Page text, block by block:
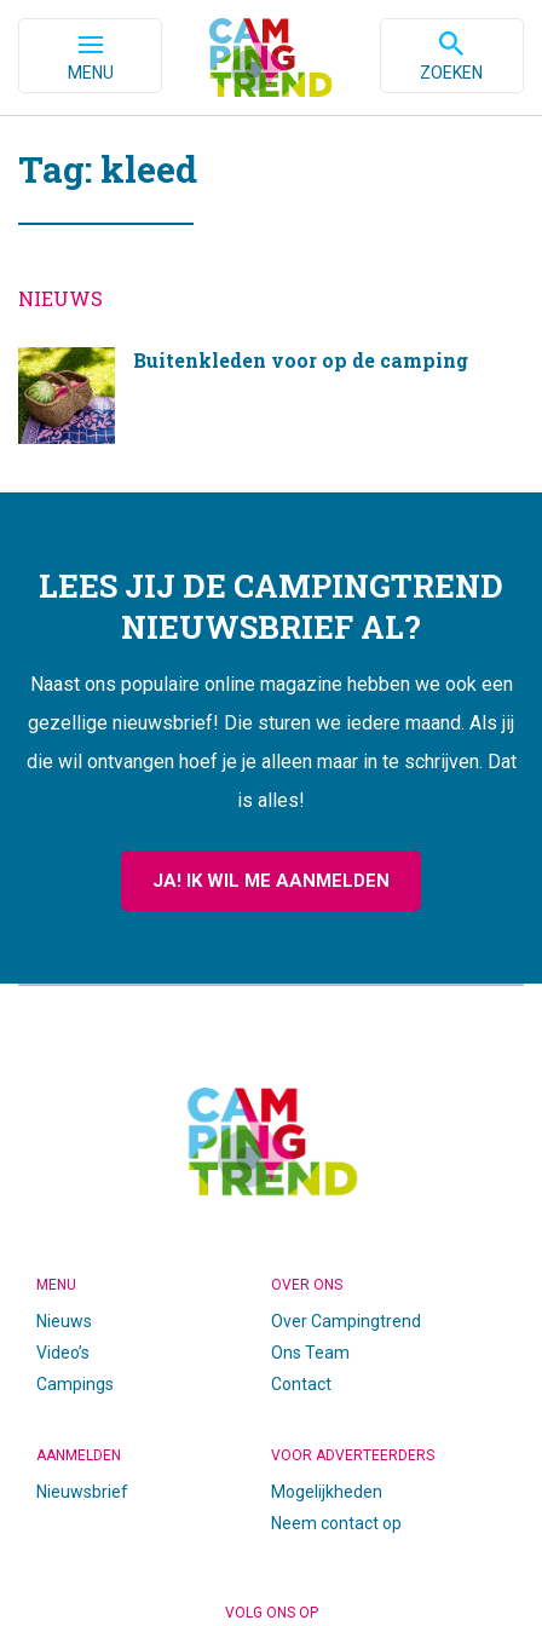
MENU ZOEKEN
Tag: kleed
NIEUWS
Buitenkleden voor op de camping
LEES JIJ DE CAMPINGTREND
NIEUWSBRIEF AL?
Naast ons populaire online magazine hebben we ook een
gezellige nieuwsbrief! Die sturen we iedere maand. Als jij
die wil ontvangen hoef je je alleen maar in te schrijven. Dat
is alles!
JA! IK WIL ME AANMELDEN
MENU
Nieuws
Video’s
Campings
OVER ONS
Over Campingtrend
Ons Team
Contact
AANMELDEN
Nieuwsbrief
VOOR ADVERTEERDERS
Mogelijkheden
Neem contact op
VOLG ONS OP